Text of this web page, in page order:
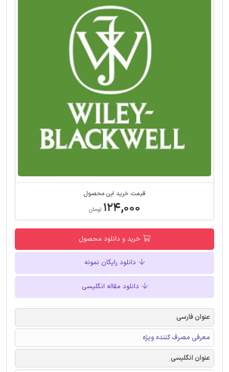
قیمت خرید این محصول
۱۲۴,۰۰۰ تومان
خرید و دانلود محصول
دانلود رایگان نمونه
دانلود مقاله انگلیسی
عنوان فارسی
معرفی مصرف کننده ویژه
عنوان انگلیسی